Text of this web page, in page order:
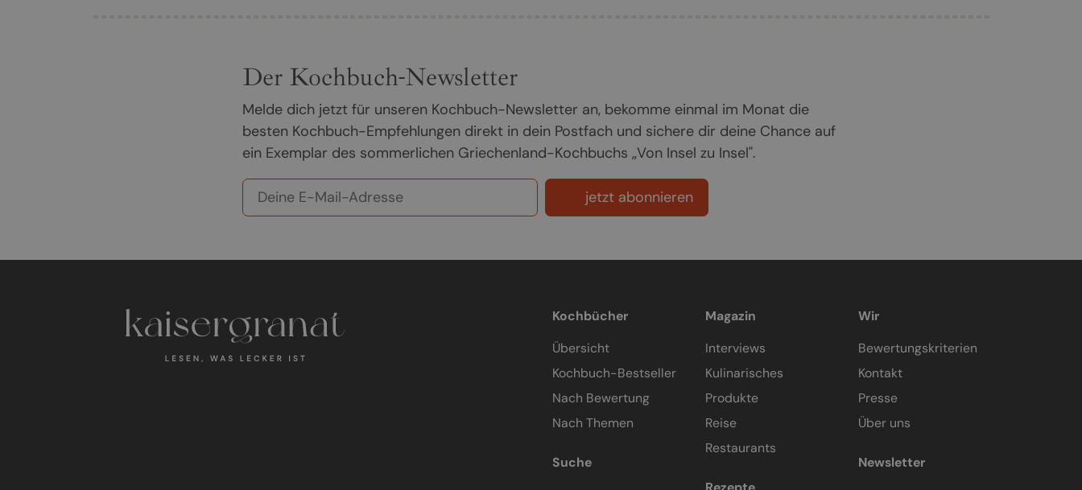
Der Kochbuch-Newsletter
Melde dich jetzt für unseren Kochbuch-Newsletter an, bekomme einmal im Monat die
besten Kochbuch-Empfehlungen direkt in dein Postfach und sichere dir deine Chance auf
ein Exemplar des sommerlichen Griechenland-Kochbuchs „Von Insel zu Insel".
jetzt abonnieren
Kochbücher
Übersicht
Kochbuch-Bestseller
Nach Bewertung
Nach Themen
Suche
Magazin
Interviews
Kulinarisches
Produkte
Reise
Restaurants
Wir
Bewertungskriterien
Kontakt
Presse
Über uns
Newsletter